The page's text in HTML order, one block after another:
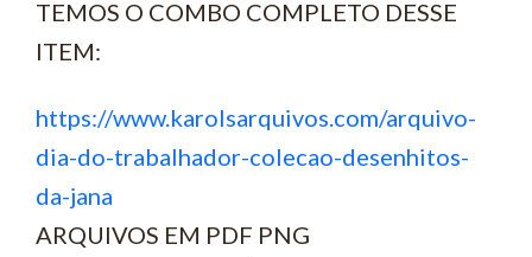
TEMOS O COMBO COMPLETO DESSE
ITEM:
https://www.karolsarquivos.com/arquivo-
dia-do-trabalhador-colecao-desenhitos-
da-jana
ARQUIVOS EM PDF PNG